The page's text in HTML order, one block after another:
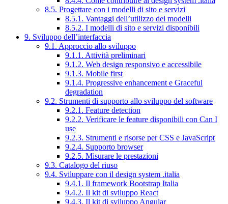
8.5. Progettare con i modelli di sito e servizi
8.5.1. Vantaggi dell’utilizzo dei modelli
8.5.2. I modelli di sito e servizi disponibili
9. Sviluppo dell’interfaccia
9.1. Approccio allo sviluppo
9.1.1. Attività preliminari
9.1.2. Web design responsivo e accessibile
9.1.3. Mobile first
9.1.4. Progressive enhancement e Graceful
degradation
9.2. Strumenti di supporto allo sviluppo del software
9.2.1. Feature detection
9.2.2. Verificare le feature disponibili con Can I
use
9.2.3. Strumenti e risorse per CSS e JavaScript
9.2.4. Supporto browser
9.2.5. Misurare le prestazioni
9.3. Catalogo del riuso
9.4. Sviluppare con il design system .italia
9.4.1. Il framework Bootstrap Italia
9.4.2. Il kit di sviluppo React
9.4.3. Il kit di sviluppo Angular